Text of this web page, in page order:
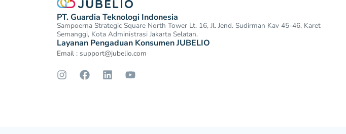
PT. Guardia Teknologi Indonesia
Sampoerna Strategic Square North Tower Lt. 16, Jl. Jend. Sudirman Kav 45-46, Karet
Semanggi, Kota Administrasi Jakarta Selatan.
Layanan Pengaduan Konsumen JUBELIO
Email : support@jubelio.com